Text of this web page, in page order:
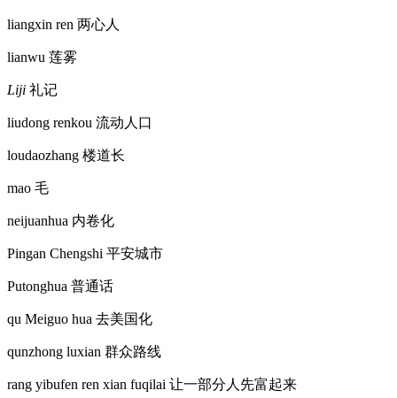
liangxin ren 两心人
lianwu 莲雾
Liji 礼记
liudong renkou 流动人口
loudaozhang 楼道长
mao 毛
neijuanhua 内卷化
Pingan Chengshi 平安城市
Putonghua 普通话
qu Meiguo hua 去美国化
qunzhong luxian 群众路线
rang yibufen ren xian fuqilai 让一部分人先富起来